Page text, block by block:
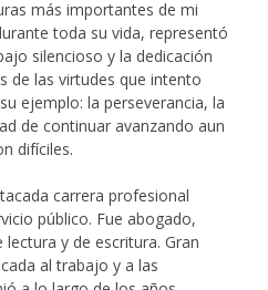
más importantes de mi
toda su vida, representó
silencioso y la dedicación
de las virtudes que intento
ejemplo: la perseverancia, la
de continuar avanzando aun
difíciles.
carrera profesional
público. Fue abogado,
y de escritura. Gran
al trabajo y a las